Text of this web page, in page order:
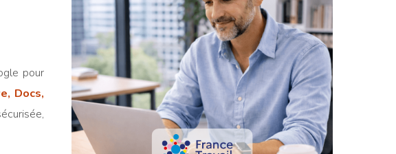
pour
Docs,